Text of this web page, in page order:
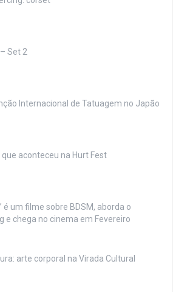
Set 2
Internacional de Tatuagem no Japão
que aconteceu na Hurt Fest
é um filme sobre BDSM, aborda o
e chega no cinema em Fevereiro
arte corporal na Virada Cultural